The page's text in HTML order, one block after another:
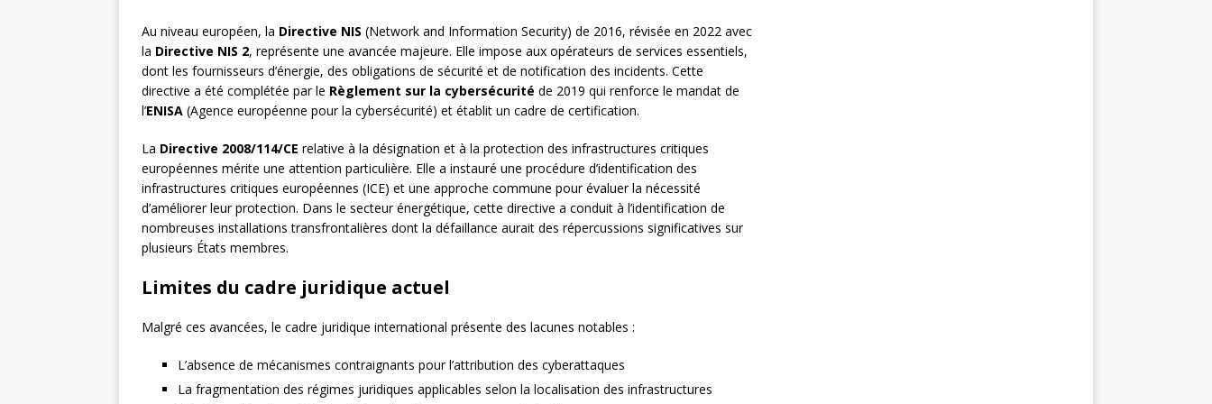
Au niveau européen, la Directive NIS (Network and Information Security) de 2016, révisée en 2022 avec
la Directive NIS 2, représente une avancée majeure. Elle impose aux opérateurs de services essentiels,
dont les fournisseurs d’énergie, des obligations de sécurité et de notification des incidents. Cette
directive a été complétée par le Règlement sur la cybersécurité de 2019 qui renforce le mandat de
l’ENISA (Agence européenne pour la cybersécurité) et établit un cadre de certification.
La Directive 2008/114/CE relative à la désignation et à la protection des infrastructures critiques
européennes mérite une attention particulière. Elle a instauré une procédure d’identification des
infrastructures critiques européennes (ICE) et une approche commune pour évaluer la nécessité
d’améliorer leur protection. Dans le secteur énergétique, cette directive a conduit à l’identification de
nombreuses installations transfrontalières dont la défaillance aurait des répercussions significatives sur
plusieurs États membres.
Limites du cadre juridique actuel
Malgré ces avancées, le cadre juridique international présente des lacunes notables :
L’absence de mécanismes contraignants pour l’attribution des cyberattaques
La fragmentation des régimes juridiques applicables selon la localisation des infrastructures